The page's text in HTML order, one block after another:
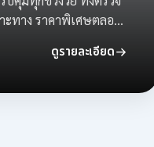
ะทาง ราคาพิเศษตลอด
ดูรายละเอียด